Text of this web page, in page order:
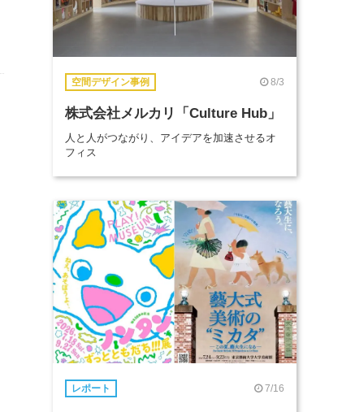
空間デザイン事例 8/3
株式会社メルカリ「Culture Hub」
人と人がつながり、アイデアを加速させるオ
フィス
レポート 7/16